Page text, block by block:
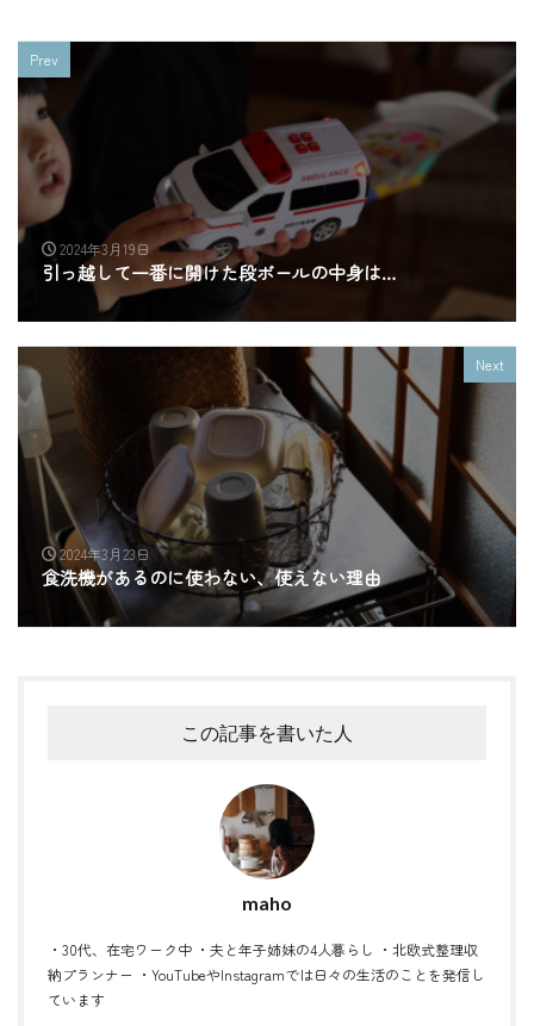
Prev
2024年3月19日
引っ越して一番に開けた段ボールの中身は…
Next
2024年3月23日
食洗機があるのに使わない、使えない理由
この記事を書いた人
maho
・30代、在宅ワーク中 ・夫と年子姉妹の4人暮らし ・北欧式整理収
納プランナー ・YouTubeやInstagramでは日々の生活のことを発信し
ています